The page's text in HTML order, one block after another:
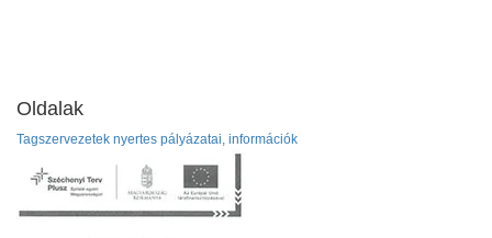
Oldalak
Tagszervezetek nyertes pályázatai, információk